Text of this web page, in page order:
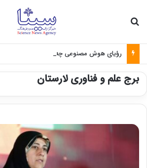
رؤیای هوش مصنوعی چه زمانی واقعی می‌شود؟
برج علم و فناوری لارستان